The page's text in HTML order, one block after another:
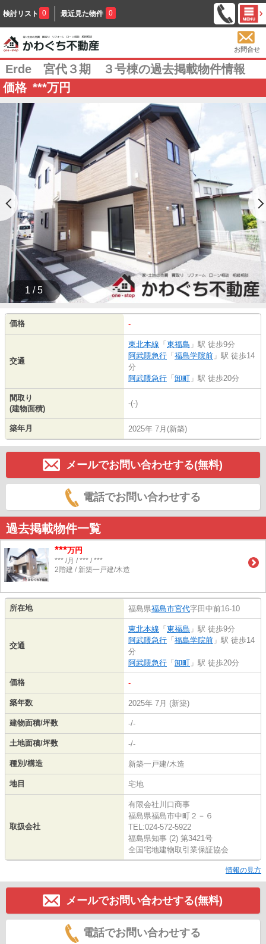
検討リスト 0 最近見た物件 0
お問合せ
Erde 宮代３期 ３号棟の過去掲載物件情報
価格 ***万円
1 / 5
価格 -
交通
東北本線 「 東福島 」駅 徒歩9分
阿武隈急行 「 福島学院前 」駅 徒歩14
分
阿武隈急行 「 卸町 」駅 徒歩20分
間取り
(建物面積)
-(-)
築年月 2025年 7月(新築)
メールでお問い合わせする(無料)
電話でお問い合わせする
過去掲載物件一覧
***万円
*** /月 / *** / ***
2階建 / 新築一戸建/木造
所在地 福島県福島市宮代字田中前16-10
交通
東北本線 「 東福島 」駅 徒歩9分
阿武隈急行 「 福島学院前 」駅 徒歩14
分
阿武隈急行 「 卸町 」駅 徒歩20分
価格 -
築年数 2025年 7月 (新築)
建物面積/坪数 -/-
土地面積/坪数 -/-
種別/構造 新築一戸建/木造
地目 宅地
取扱会社
有限会社川口商事
福島県福島市中町２－６
TEL:024-572-5922
福島県知事 (2) 第3421号
全国宅地建物取引業保証協会
情報の見方
メールでお問い合わせする(無料)
電話でお問い合わせする